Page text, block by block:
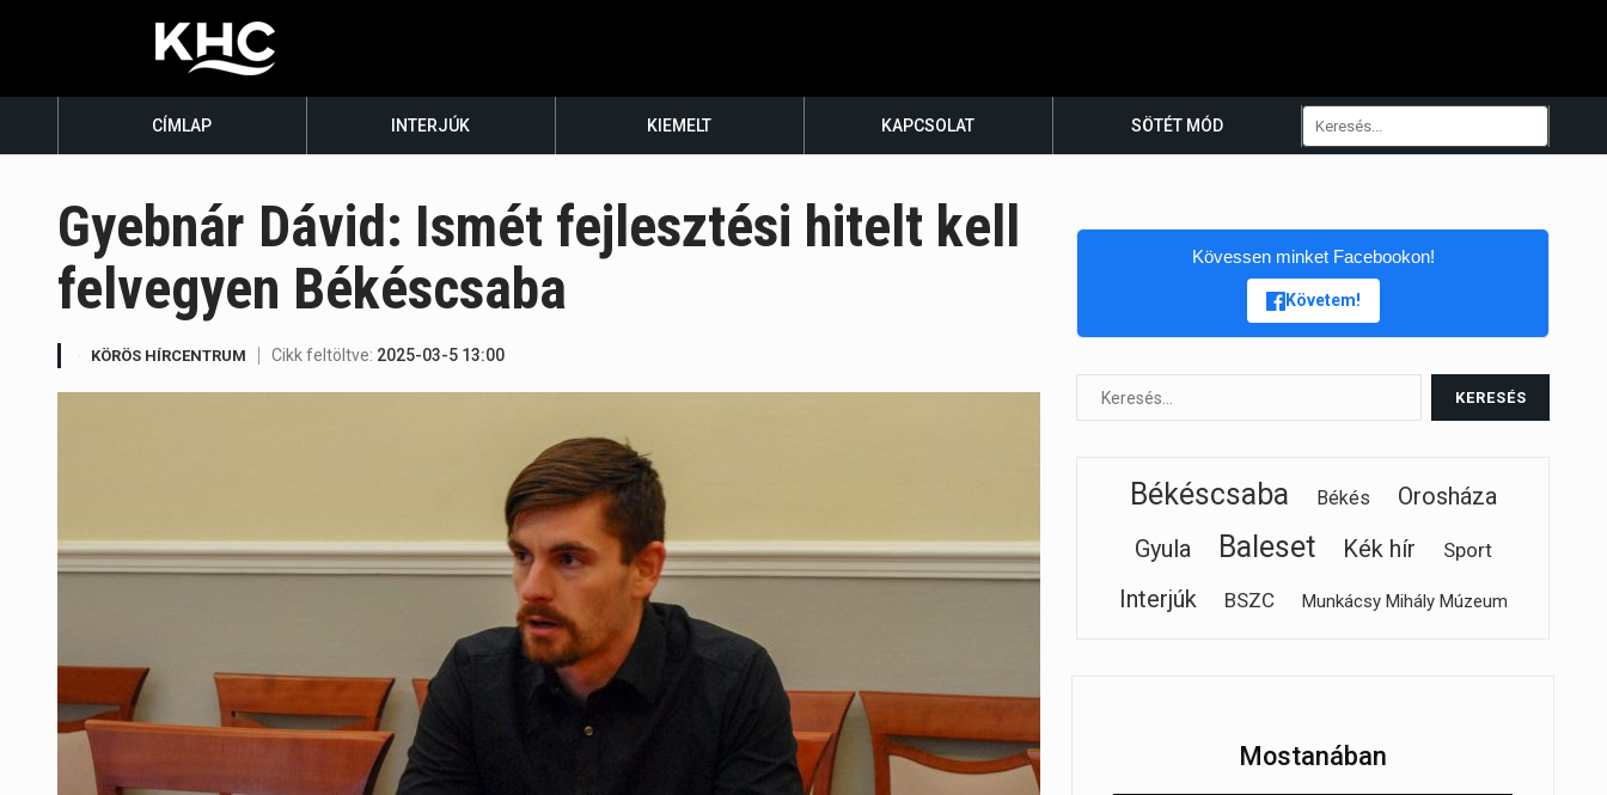
CÍMLAP INTERJÚK KIEMELT KAPCSOLAT SÖTÉT MÓD
Gyebnár Dávid: Ismét fejlesztési hitelt kell
felvegyen Békéscsaba
KÖRÖS HÍRCENTRUM Cikk feltöltve: 2025-03-5 13:00
Kövessen minket Facebookon!
Követem!
Békéscsaba Békés
Orosháza
Gyula
Baleset Kék hír Sport
Interjúk BSZC Munkácsy Mihály Múzeum
Mostanában